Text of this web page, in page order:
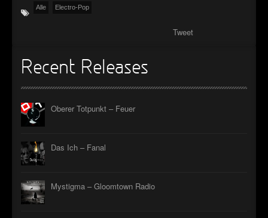
Alle Electro-Pop
Tweet
Recent Releases
Oberer Totpunkt – Feuer
Das Ich – Fanal
Mystigma – Gloomtown Radio